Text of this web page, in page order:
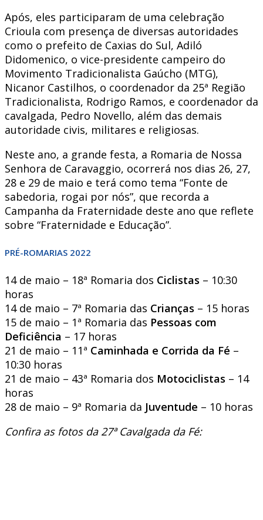
Após, eles participaram de uma celebração
Crioula com presença de diversas autoridades
como o prefeito de Caxias do Sul, Adiló
Didomenico, o vice-presidente campeiro do
Movimento Tradicionalista Gaúcho (MTG),
Nicanor Castilhos, o coordenador da 25ª Região
Tradicionalista, Rodrigo Ramos, e coordenador da
cavalgada, Pedro Novello, além das demais
autoridade civis, militares e religiosas.
Neste ano, a grande festa, a Romaria de Nossa
Senhora de Caravaggio, ocorrerá nos dias 26, 27,
28 e 29 de maio e terá como tema “Fonte de
sabedoria, rogai por nós”, que recorda a
Campanha da Fraternidade deste ano que reflete
sobre “Fraternidade e Educação”.
PRÉ-ROMARIAS 2022
14 de maio – 18ª Romaria dos Ciclistas – 10:30
horas
14 de maio – 7ª Romaria das Crianças – 15 horas
15 de maio – 1ª Romaria das Pessoas com
Deficiência – 17 horas
21 de maio – 11ª Caminhada e Corrida da Fé –
10:30 horas
21 de maio – 43ª Romaria dos Motociclistas – 14
horas
28 de maio – 9ª Romaria da Juventude – 10 horas
Confira as fotos da 27ª Cavalgada da Fé: